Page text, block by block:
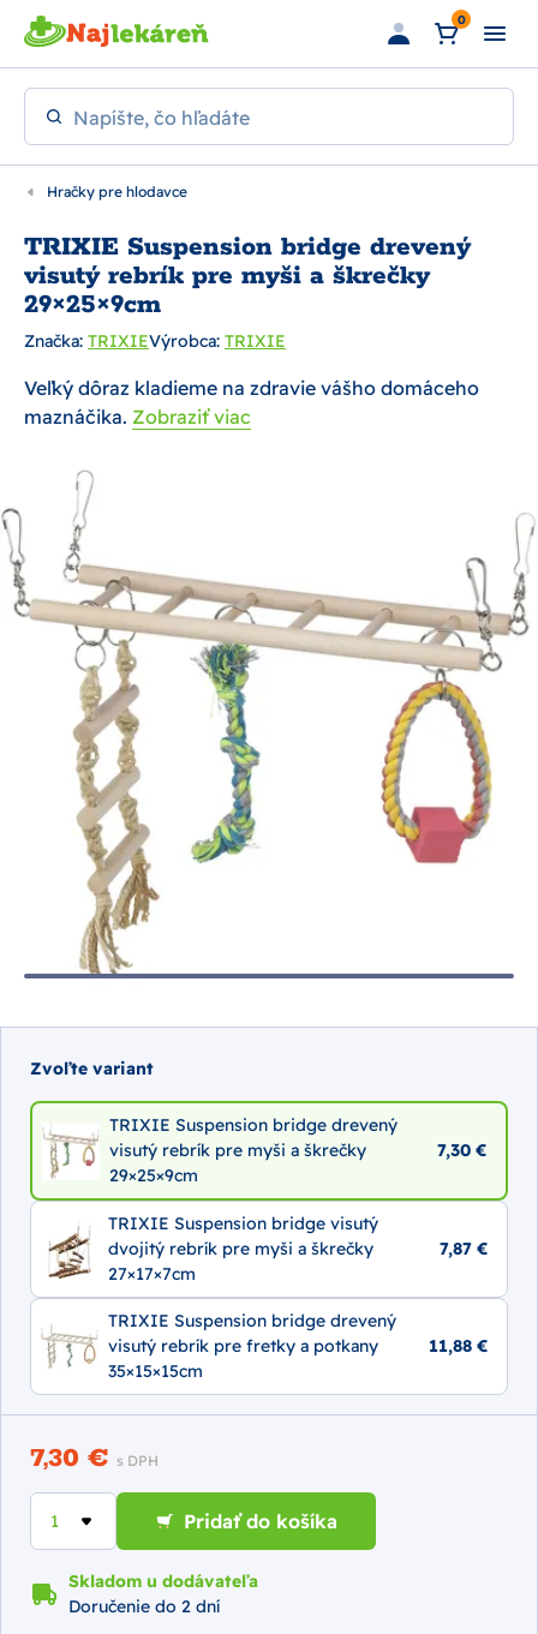
Preskočiť na hlavný obsah 0
Napíšte, čo hľadáte
Hračky pre hlodavce
TRIXIE Suspension bridge drevený
visutý rebrík pre myši a škrečky
29×25×9cm
Značka: TRIXIEVýrobca: TRIXIE
Veľký dôraz kladieme na zdravie vášho domáceho
maznáčika. Zobraziť viac
Zvoľte variant
TRIXIE Suspension bridge drevený
visutý rebrík pre myši a škrečky
29×25×9cm
7,30 €
TRIXIE Suspension bridge visutý
dvojitý rebrík pre myši a škrečky
27×17×7cm
7,87 €
TRIXIE Suspension bridge drevený
visutý rebrík pre fretky a potkany
35×15×15cm
11,88 €
7,30 € s DPH
Pridať do košíka
Skladom u dodávateľa
Doručenie do 2 dní